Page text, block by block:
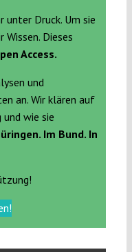
unter Druck. Um sie
Dieses
Access.
und
an. Wir klären auf
wie sie
Im Bund. In